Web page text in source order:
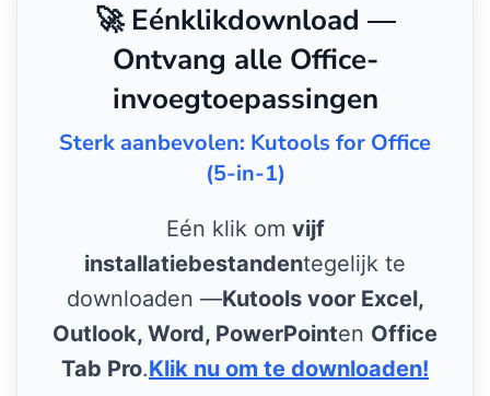
🚀 Eénklikdownload —
Ontvang alle Office-
invoegtoepassingen
Sterk aanbevolen: Kutools for Office
(5-in-1)
Eén klik om vijf
installatiebestandentegelijk te
downloaden —Kutools voor Excel,
Outlook, Word, PowerPointen Office
Tab Pro.Klik nu om te downloaden!